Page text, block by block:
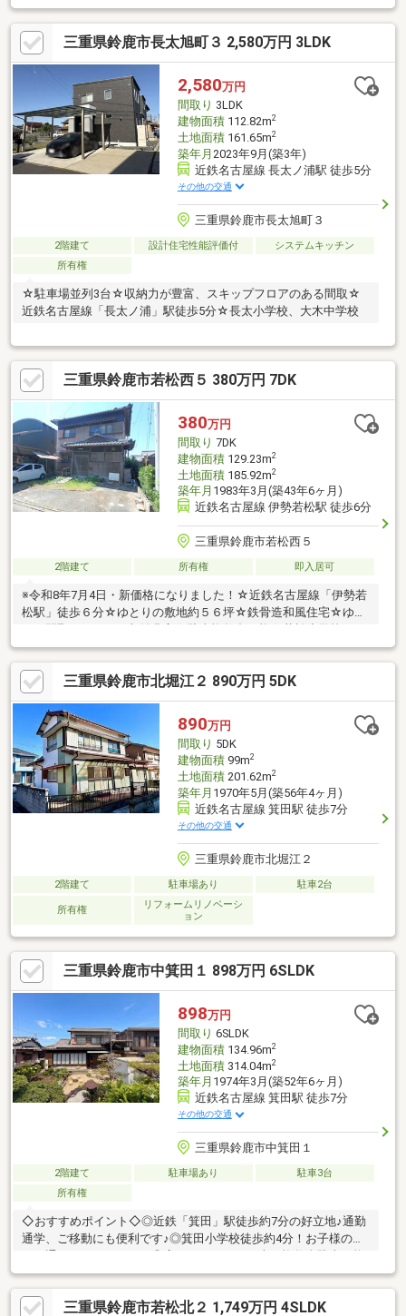
ング張替 給湯器交換・外壁再塗装☆並列駐車複数台可☆長太小
学校・大木中学校
三重県鈴鹿市長太旭町３ 2,580万円 3LDK
2,580万円
間取り 3LDK
建物面積112.82m2
土地面積161.65m2
築年月 2023年9月(築3年)
近鉄名古屋線 長太ノ浦駅 徒歩5分
その他の交通
三重県鈴鹿市長太旭町３
2階建て 設計住宅性能評価付
システムキッチン
所有権
☆駐車場並列3台☆収納力が豊富、スキップフロアのある間取☆
近鉄名古屋線「長太ノ浦」駅徒歩5分☆長太小学校、大木中学校
三重県鈴鹿市若松西５ 380万円 7DK
380万円
間取り 7DK
建物面積129.23m2
土地面積185.92m2
築年月 1983年3月(築43年6ヶ月)
近鉄名古屋線 伊勢若松駅 徒歩6分
三重県鈴鹿市若松西５
2階建て 所有権 即入居可
※令和8年7月4日・新価格になりました！☆近鉄名古屋線「伊勢若
松駅」徒歩６分☆ゆとりの敷地約５６坪☆鉄骨造和風住宅☆ゆと
三重県鈴鹿市北堀江２ 890万円 5DK
890万円
間取り 5DK
建物面積99m2
土地面積201.62m2
築年月 1970年5月(築56年4ヶ月)
近鉄名古屋線 箕田駅 徒歩7分
その他の交通
三重県鈴鹿市北堀江２
2階建て 駐車場あり 駐車2台
所有権
リフォームリノベーシ
ョン
三重県鈴鹿市中箕田１ 898万円 6SLDK
898万円
間取り 6SLDK
建物面積134.96m2
土地面積314.04m2
築年月 1974年3月(築52年6ヶ月)
近鉄名古屋線 箕田駅 徒歩7分
その他の交通
三重県鈴鹿市中箕田１
2階建て 駐車場あり
駐車3台
所有権
◇おすすめポイント◇◎近鉄「箕田」駅徒歩約7分の好立地♪通勤
通学、ご移動にも便利です♪◎箕田小学校徒歩約4分！お子様の足
です！◇周辺環境◇お車でのご移動が便利なエリアです！箕田小
学校徒歩約4分！・マックスバリュまで徒歩25分(約2000m)・ファ
ミリーマートまで徒歩14分(約1100m)・ウェルシアまで徒歩17分
三重県鈴鹿市若松北２ 1,749万円 4SLDK